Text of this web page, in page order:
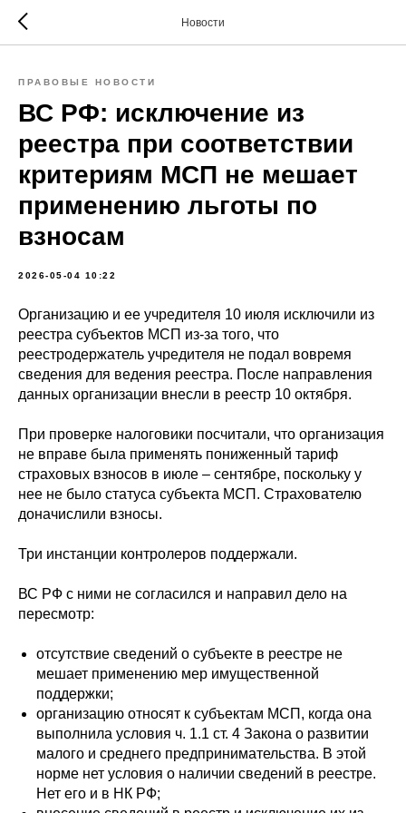
Новости
ПРАВОВЫЕ НОВОСТИ
ВС РФ: исключение из
реестра при соответствии
критериям МСП не мешает
применению льготы по
взносам
2026-05-04 10:22
Организацию и ее учредителя 10 июля исключили из
реестра субъектов МСП из-за того, что
реестродержатель учредителя не подал вовремя
сведения для ведения реестра. После направления
данных организации внесли в реестр 10 октября.
При проверке налоговики посчитали, что организация
не вправе была применять пониженный тариф
страховых взносов в июле – сентябре, поскольку у
нее не было статуса субъекта МСП. Страхователю
доначислили взносы.
Три инстанции контролеров поддержали.
ВС РФ с ними не согласился и направил дело на
пересмотр:
отсутствие сведений о субъекте в реестре не
мешает применению мер имущественной
поддержки;
организацию относят к субъектам МСП, когда она
выполнила условия ч. 1.1 ст. 4 Закона о развитии
малого и среднего предпринимательства. В этой
норме нет условия о наличии сведений в реестре.
Нет его и в НК РФ;